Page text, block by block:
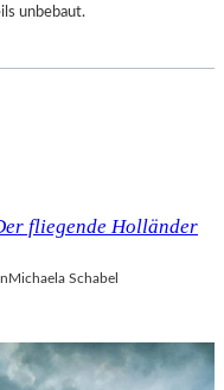
unbebaut.
fliegende Holländer
Michaela Schabel